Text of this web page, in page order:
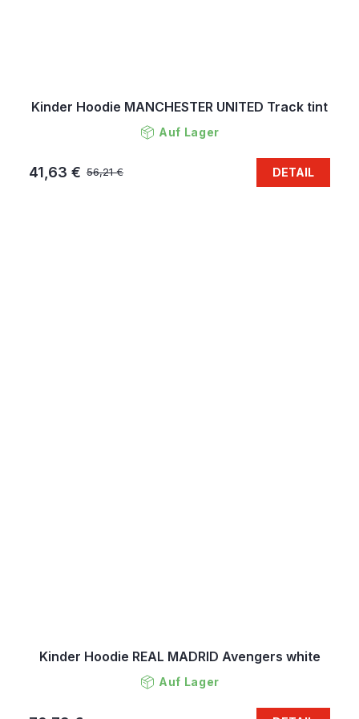
Kinder Hoodie MANCHESTER UNITED Track tint
Auf Lager
56,21 €
41,63 € DETAIL
Kinder Hoodie REAL MADRID Avengers white
Auf Lager